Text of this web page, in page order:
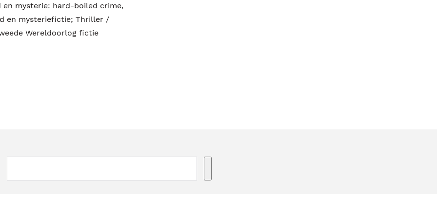
en mysterie: hard-boiled crime,
en mysteriefictie; Thriller /
Wereldoorlog fictie